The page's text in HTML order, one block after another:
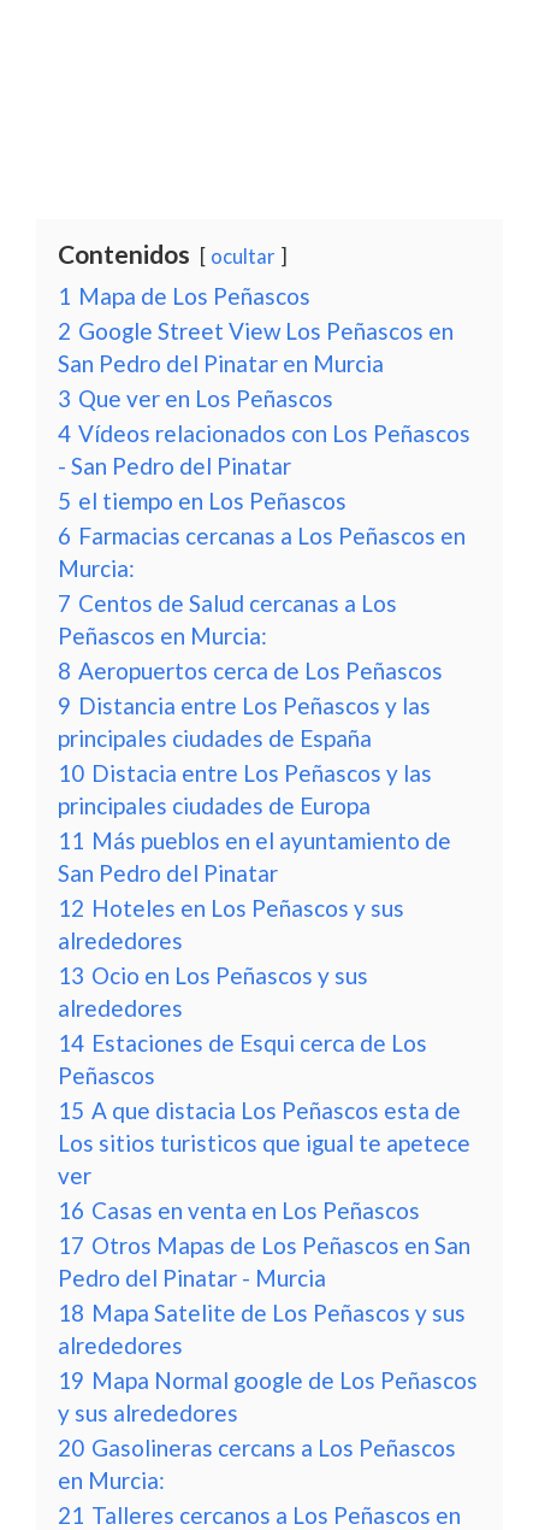
Contenidos ocultar
1 Mapa de Los Peñascos
2 Google Street View Los Peñascos en
San Pedro del Pinatar en Murcia
3 Que ver en Los Peñascos
4 Vídeos relacionados con Los Peñascos
- San Pedro del Pinatar
5 el tiempo en Los Peñascos
6 Farmacias cercanas a Los Peñascos en
Murcia:
7 Centos de Salud cercanas a Los
Peñascos en Murcia:
8 Aeropuertos cerca de Los Peñascos
9 Distancia entre Los Peñascos y las
principales ciudades de España
10 Distacia entre Los Peñascos y las
principales ciudades de Europa
11 Más pueblos en el ayuntamiento de
San Pedro del Pinatar
12 Hoteles en Los Peñascos y sus
alrededores
13 Ocio en Los Peñascos y sus
alrededores
14 Estaciones de Esqui cerca de Los
Peñascos
15 A que distacia Los Peñascos esta de
Los sitios turisticos que igual te apetece
ver
16 Casas en venta en Los Peñascos
17 Otros Mapas de Los Peñascos en San
Pedro del Pinatar - Murcia
18 Mapa Satelite de Los Peñascos y sus
alrededores
19 Mapa Normal google de Los Peñascos
y sus alrededores
20 Gasolineras cercans a Los Peñascos
en Murcia:
21 Talleres cercanos a Los Peñascos en